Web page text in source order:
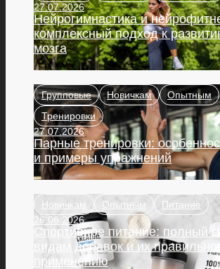
27.07.2026
Нейрогимнастика и
комплексный подход к
мозга
Групповые Новичкам
Опытным
Тренировки
27.07.2026
Парные тренировки:
и примеры упражнений
Новичкам Опытным
Питание
26.06.2026
Спортивное питание: полный
видам добавок и их
применению